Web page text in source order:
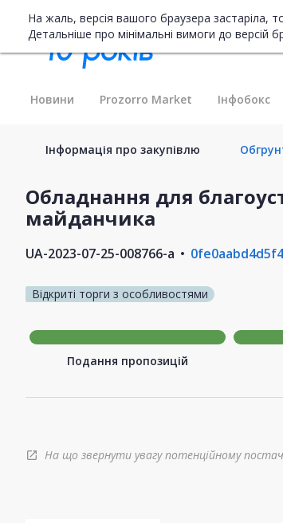
На жаль, версія вашого браузера застаріла,
Детальніше про мінімальні вимоги до версій
Новини Prozorro Market Інфобокс
Інформація про закупівлю
Обладнання для
майданчика
UA-2023-07-25-008766-a
Відкриті торги з особливостями
Подання пропозицій
open_in_new На що звернути увагу потенційному